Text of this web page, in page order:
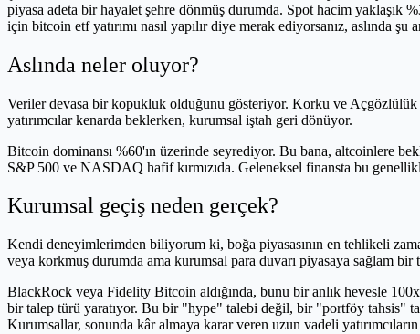
piyasa adeta bir hayalet şehre dönmüş durumda. Spot hacim yaklaşık
için bitcoin etf yatırımı nasıl yapılır diye merak ediyorsanız, aslında
Aslında neler oluyor?
Veriler devasa bir kopukluk olduğunu gösteriyor. Korku ve Açgözlülük
yatırımcılar kenarda beklerken, kurumsal iştah geri dönüyor.
Bitcoin dominansı %60'ın üzerinde seyrediyor. Bu bana, altcoinlere
S&P 500 ve NASDAQ hafif kırmızıda. Geleneksel finansta bu
Kurumsal geçiş neden gerçek?
Kendi deneyimlerimden biliyorum ki, boğa piyasasının en tehlikeli
veya korkmuş durumda ama kurumsal para duvarı piyasaya sağlam bir
BlackRock veya Fidelity Bitcoin aldığında, bunu bir anlık hevesle
bir talep türü yaratıyor. Bu bir "hype" talebi değil, bir "portföy tahsis"
Kurumsallar, sonunda kâr almaya karar veren uzun vadeli yatırımcıların